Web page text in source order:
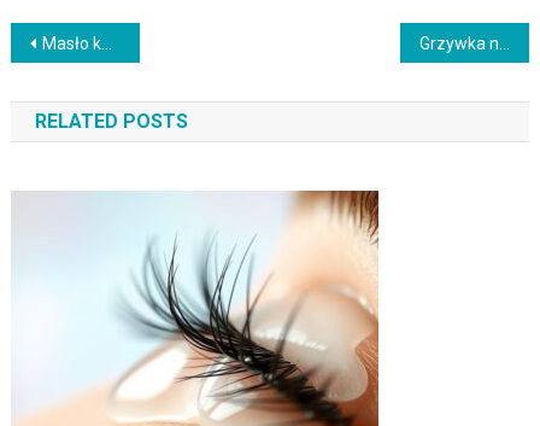
Nawigacja
wpisu
Masło kawowe pod oczy – właściwości, zalety i aplikacja
RELATED POSTS